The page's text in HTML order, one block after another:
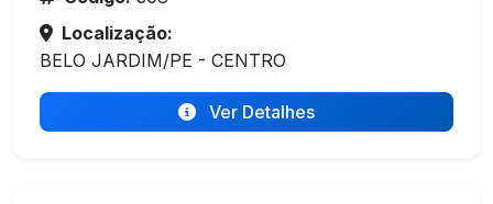
Localização:
BELO JARDIM/PE - CENTRO
Ver Detalhes